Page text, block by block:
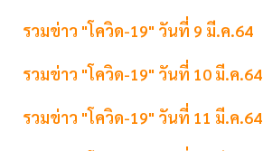
รวมข่าว "โควิด-19" วันที่ 9 มี.ค.64
รวมข่าว "โควิด-19" วันที่ 10 มี.ค.64
รวมข่าว "โควิด-19" วันที่ 11 มี.ค.64